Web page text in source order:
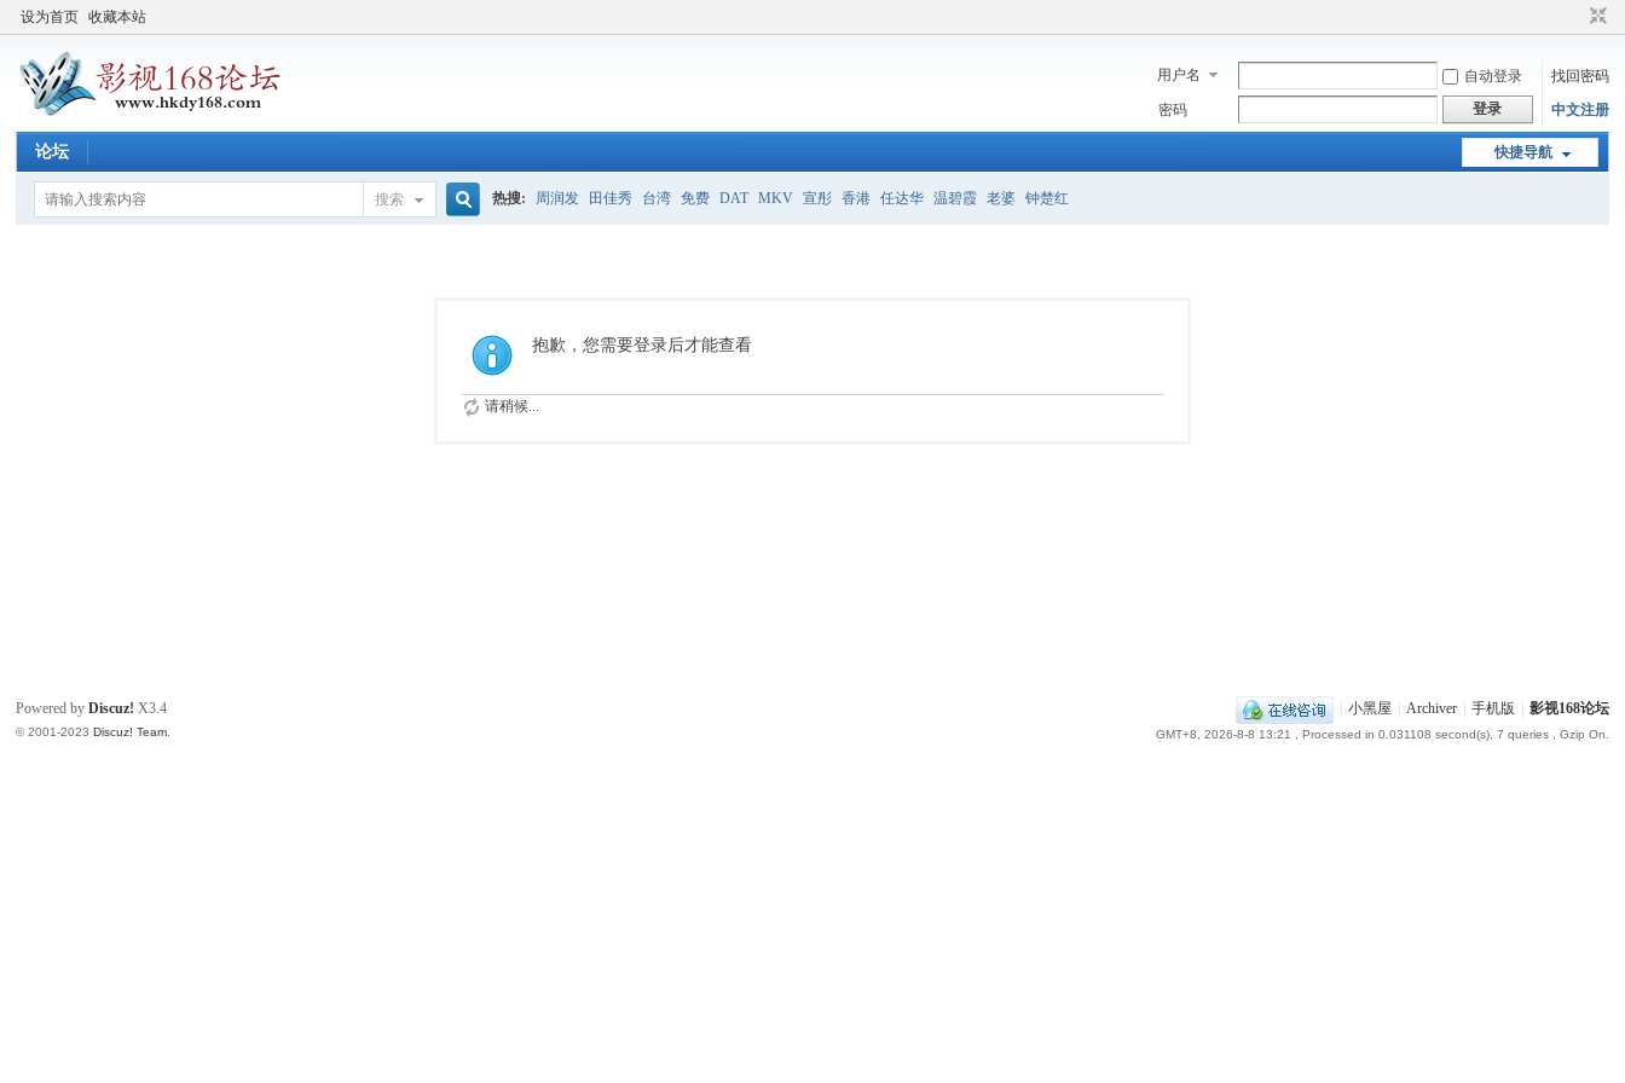
设为首页 收藏本站
用户名 自动登录
找回密码
密码
登录 中文注册
快捷导航
论坛
搜索 热搜: 周润发 田佳秀 台湾 免费 DAT MKV 宣彤 香港 任达华 温碧霞 老婆 钟楚红
抱歉，您需要登录后才能查看
请稍候...
小黑屋 Archiver 手机版 影视168论坛
GMT+8, 2026-8-8 13:21 , Processed in 0.031108 second(s), 7 queries , Gzip On.
Powered byDiscuz! X3.4
© 2001-2023Discuz! Team